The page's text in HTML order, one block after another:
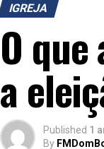
IGREJA
O
a
Published 1
By